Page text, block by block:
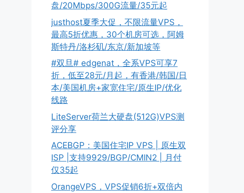
盘/20Mbps/300G流量/35元起
justhost夏季大促，不限流量VPS，
最高5折优惠，30个机房可选，阿姆
斯特丹/洛杉矶/东京/新加坡等
#双旦# edgenat，全系VPS可享7
折，低至28元/月起，有香港/韩国/日
本/美国机房+家宽住宅/原生IP/优化
线路
LiteServer荷兰大硬盘(512G)VPS测
评分享
ACEBGP：美国住宅IP VPS | 原生双
ISP |支持9929/BGP/CMIN2 | 月付
仅35起
OrangeVPS，VPS促销6折+双倍内